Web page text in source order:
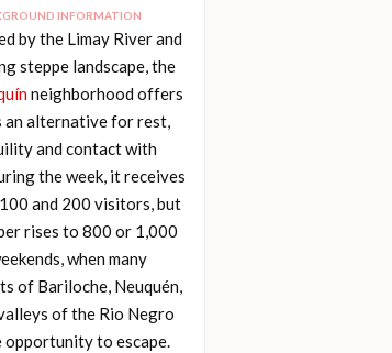
INFORMATION
by the Limay River and
steppe landscape, the
neighborhood offers
an alternative for rest,
and contact with
the week, it receives
and 200 visitors, but
rises to 800 or 1,000
when many
of Bariloche, Neuquén,
of the Rio Negro
opportunity to escape.